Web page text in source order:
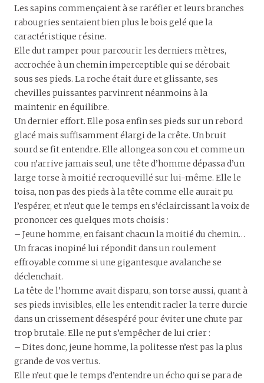
Les sapins commençaient à se raréfier et leurs branches
rabougries sentaient bien plus le bois gelé que la
caractéristique résine.
Elle dut ramper pour parcourir les derniers mètres,
accrochée à un chemin imperceptible qui se dérobait
sous ses pieds. La roche était dure et glissante, ses
chevilles puissantes parvinrent néanmoins à la
maintenir en équilibre.
Un dernier effort. Elle posa enfin ses pieds sur un rebord
glacé mais suffisamment élargi de la crête. Un bruit
sourd se fit entendre. Elle allongea son cou et comme un
cou n’arrive jamais seul, une tête d’homme dépassa d’un
large torse à moitié recroquevillé sur lui-même. Elle le
toisa, non pas des pieds à la tête comme elle aurait pu
l’espérer, et n’eut que le temps en s’éclaircissant la voix de
prononcer ces quelques mots choisis :
– Jeune homme, en faisant chacun la moitié du chemin…
Un fracas inopiné lui répondit dans un roulement
effroyable comme si une gigantesque avalanche se
déclenchait.
La tête de l’homme avait disparu, son torse aussi, quant à
ses pieds invisibles, elle les entendit racler la terre durcie
dans un crissement désespéré pour éviter une chute par
trop brutale. Elle ne put s’empêcher de lui crier :
– Dites donc, jeune homme, la politesse n’est pas la plus
grande de vos vertus.
Elle n’eut que le temps d’entendre un écho qui se para de